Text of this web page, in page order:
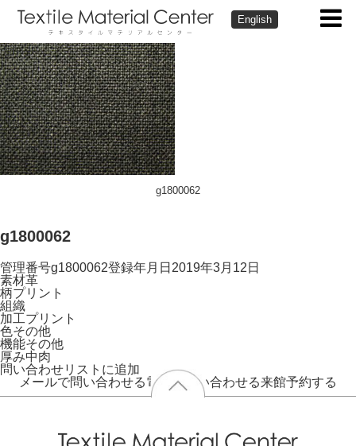
English
g1800062
g1800062
管理番号g1800062登録年月日 2019年3月12日
素材革
柄プリント
組織
加工プリント
色その他
機能その他
厚み中肉
問い合わせリストに追加
メールで問い合わせる電話で問い合わせる来館予約する